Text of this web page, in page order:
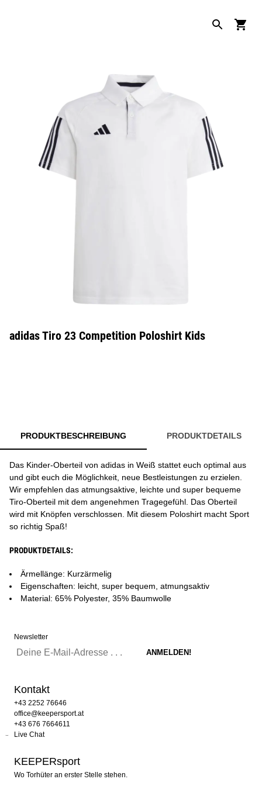
adidas Tiro 23 Competition Poloshirt Kids
PRODUKTBESCHREIBUNG PRODUKTDETAILS
Das Kinder-Oberteil von adidas in Weiß stattet euch optimal aus
und gibt euch die Möglichkeit, neue Bestleistungen zu erzielen.
Wir empfehlen das atmungsaktive, leichte und super bequeme
Tiro-Oberteil mit dem angenehmen Tragegefühl. Das Oberteil
wird mit Knöpfen verschlossen. Mit diesem Poloshirt macht Sport
so richtig Spaß!
PRODUKTDETAILS:
Ärmellänge: Kurzärmelig
Eigenschaften: leicht, super bequem, atmungsaktiv
Material: 65% Polyester, 35% Baumwolle
Newsletter
Kontakt
+43 2252 76646
office@keepersport.at
+43 676 7664611
Live Chat
KEEPERsport
Wo Torhüter an erster Stelle stehen.